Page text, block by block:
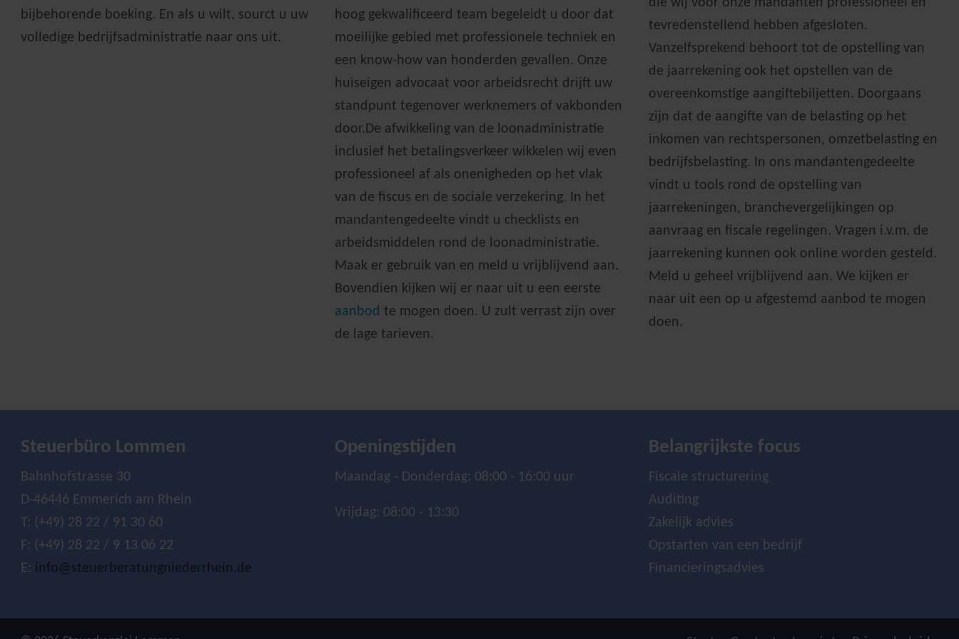
bijbehorende boeking. En als u wilt, sourct u uw
volledige bedrijfsadministratie naar ons uit.
hoog gekwalificeerd team begeleidt u door dat
moeilijke gebied met professionele techniek en
een know-how van honderden gevallen. Onze
huiseigen advocaat voor arbeidsrecht drijft uw
standpunt tegenover werknemers of vakbonden
door.De afwikkeling van de loonadministratie
inclusief het betalingsverkeer wikkelen wij even
professioneel af als onenigheden op het vlak
van de fiscus en de sociale verzekering. In het
mandantengedeelte vindt u checklists en
arbeidsmiddelen rond de loonadministratie.
Maak er gebruik van en meld u vrijblijvend aan.
Bovendien kijken wij er naar uit u een eerste
aanbod te mogen doen. U zult verrast zijn over
de lage tarieven.
tevredenstellend hebben afgesloten.
Vanzelfsprekend behoort tot de opstelling van
de jaarrekening ook het opstellen van de
overeenkomstige aangiftebiljetten. Doorgaans
zijn dat de aangifte van de belasting op het
inkomen van rechtspersonen, omzetbelasting en
bedrijfsbelasting. In ons mandantengedeelte
vindt u tools rond de opstelling van
jaarrekeningen, branchevergelijkingen op
aanvraag en fiscale regelingen. Vragen i.v.m. de
jaarrekening kunnen ook online worden gesteld.
Meld u geheel vrijblijvend aan. We kijken er
naar uit een op u afgestemd aanbod te mogen
doen.
Steuerbüro Lommen
Bahnhofstrasse 30
D-46446 Emmerich am Rhein
T: (+49) 28 22 / 91 30 60
F: (+49) 28 22 / 9 13 06 22
E: info@steuerberatungniederrhein.de
Openingstijden
Maandag - Donderdag: 08:00 - 16:00 uur
Vrijdag: 08:00 - 13:30
Belangrijkste focus
Fiscale structurering
Auditing
Zakelijk advies
Opstarten van een bedrijf
Financieringsadvies